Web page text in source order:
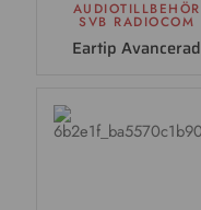
AUDIOTILLBEHÖR
SVB RADIOCOM
Eartip Avancerad